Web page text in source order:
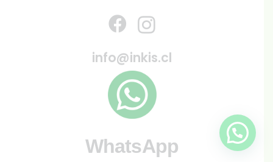
info@inkis.cl
WhatsApp